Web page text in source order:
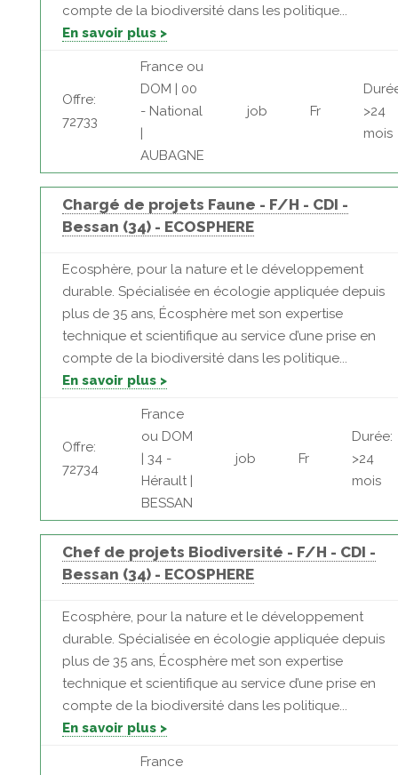
compte de la biodiversité dans les politique...
En savoir plus >
Offre:
72733
France ou
DOM | 00
- National
|
AUBAGNE
job Fr
>24
mois
Chargé de projets Faune - F/H - CDI -
Bessan (34) - ECOSPHERE
Ecosphère, pour la nature et le développement
durable. Spécialisée en écologie appliquée depuis
plus de 35 ans, Écosphère met son expertise
technique et scientifique au service d’une prise en
compte de la biodiversité dans les politique...
En savoir plus >
Offre:
72734
France
ou DOM
| 34 -
Hérault |
BESSAN
job Fr
Durée:
>24
mois
Chef de projets Biodiversité - F/H - CDI -
Bessan (34) - ECOSPHERE
Ecosphère, pour la nature et le développement
durable. Spécialisée en écologie appliquée depuis
plus de 35 ans, Écosphère met son expertise
technique et scientifique au service d’une prise en
compte de la biodiversité dans les politique...
En savoir plus >
France